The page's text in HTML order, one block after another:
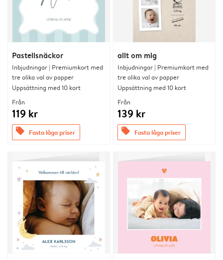
Pastellsnäckor
Inbjudningar | Premiumkort med
tre olika val av papper
Uppsättning med 10 kort
Från
119 kr
offers Fasta låga priser
allt om mig
Inbjudningar | Premiumkort med
tre olika val av papper
Uppsättning med 10 kort
Från
139 kr
offers Fasta låga priser